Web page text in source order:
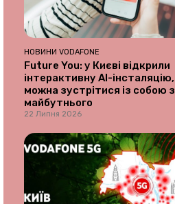
НОВИНИ VODAFONE
Future You: у Києві відкрили
інтерактивну AI-
можна зустрітися із собою з
майбутнього
22 Липня 2026